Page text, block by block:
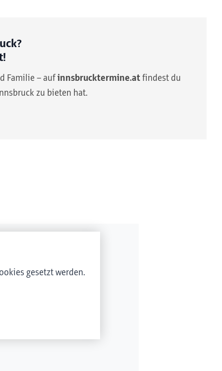
Familie – auf innsbrucktermine.at findest du
zu bieten hat.
gesetzt werden.